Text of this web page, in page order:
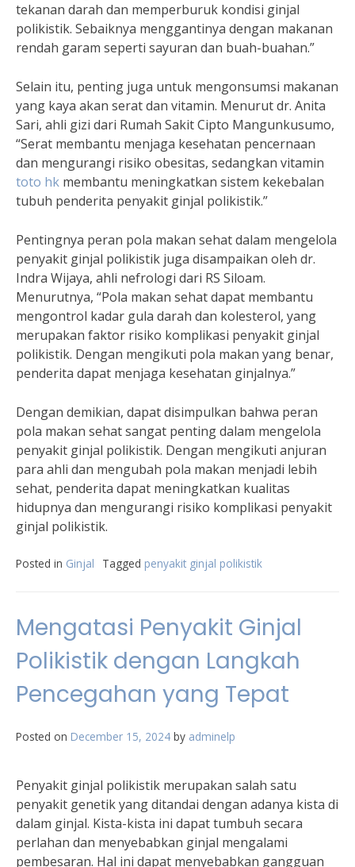
tekanan darah dan memperburuk kondisi ginjal
polikistik. Sebaiknya menggantinya dengan makanan
rendah garam seperti sayuran dan buah-buahan.”
Selain itu, penting juga untuk mengonsumsi makanan
yang kaya akan serat dan vitamin. Menurut dr. Anita
Sari, ahli gizi dari Rumah Sakit Cipto Mangunkusumo,
“Serat membantu menjaga kesehatan pencernaan
dan mengurangi risiko obesitas, sedangkan vitamin
toto hk membantu meningkatkan sistem kekebalan
tubuh penderita penyakit ginjal polikistik.”
Pentingnya peran pola makan sehat dalam mengelola
penyakit ginjal polikistik juga disampaikan oleh dr.
Indra Wijaya, ahli nefrologi dari RS Siloam.
Menurutnya, “Pola makan sehat dapat membantu
mengontrol kadar gula darah dan kolesterol, yang
merupakan faktor risiko komplikasi penyakit ginjal
polikistik. Dengan mengikuti pola makan yang benar,
penderita dapat menjaga kesehatan ginjalnya.”
Dengan demikian, dapat disimpulkan bahwa peran
pola makan sehat sangat penting dalam mengelola
penyakit ginjal polikistik. Dengan mengikuti anjuran
para ahli dan mengubah pola makan menjadi lebih
sehat, penderita dapat meningkatkan kualitas
hidupnya dan mengurangi risiko komplikasi penyakit
ginjal polikistik.
Posted in Ginjal Tagged penyakit ginjal polikistik
Mengatasi Penyakit Ginjal
Polikistik dengan Langkah
Pencegahan yang Tepat
Posted on December 15, 2024 by adminelp
Penyakit ginjal polikistik merupakan salah satu
penyakit genetik yang ditandai dengan adanya kista di
dalam ginjal. Kista-kista ini dapat tumbuh secara
perlahan dan menyebabkan ginjal mengalami
pembesaran. Hal ini dapat menyebabkan gangguan